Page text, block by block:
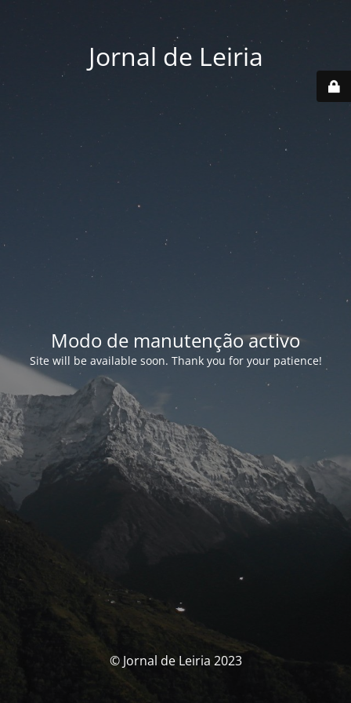
Jornal de Leiria
Modo de manutenção activo
Site will be available soon. Thank you for your patience!
© Jornal de Leiria 2023